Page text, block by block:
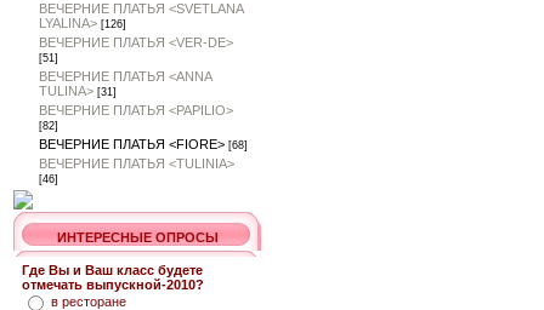
ВЕЧЕРНИЕ ПЛАТЬЯ <SVETLANA
LYALINA> [126]
ВЕЧЕРНИЕ ПЛАТЬЯ <VER-DE>
[51]
ВЕЧЕРНИЕ ПЛАТЬЯ <ANNA
TULINA> [31]
ВЕЧЕРНИЕ ПЛАТЬЯ <PAPILIO>
[82]
ВЕЧЕРНИЕ ПЛАТЬЯ <FIORE> [68]
ВЕЧЕРНИЕ ПЛАТЬЯ <TULINIA>
[46]
ИНТЕРЕСНЫЕ ОПРОСЫ
Где Вы и Ваш класс будете
отмечать выпускной-2010?
в ресторане